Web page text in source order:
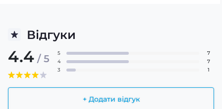
Відгуки
4.4 / 5
+ Додати відгук
5
7
4
7
3
1